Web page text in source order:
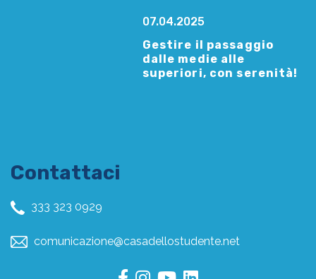
07.04.2025
Gestire il passaggio
dalle medie alle
superiori, con serenità!
Contattaci
333 323 0929
comunicazione@casadellostudente.net